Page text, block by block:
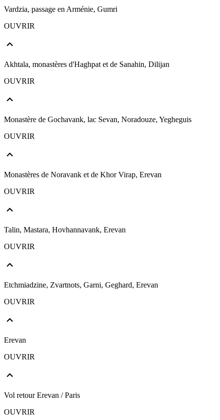
Vardzia, passage en Arménie, Gumri
OUVRIR
Akhtala, monastères d'Haghpat et de Sanahin, Dilijan
OUVRIR
Monastère de Gochavank, lac Sevan, Noradouze, Yegheguis
OUVRIR
Monastères de Noravank et de Khor Virap, Erevan
OUVRIR
Talin, Mastara, Hovhannavank, Erevan
OUVRIR
Etchmiadzine, Zvartnots, Garni, Geghard, Erevan
OUVRIR
Erevan
OUVRIR
Vol retour Erevan / Paris
OUVRIR